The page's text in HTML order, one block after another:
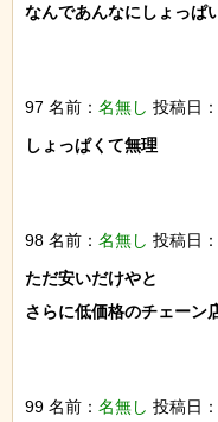
なんであんなにしょっぱ
97 名前： 名無し 投稿日
しょっぱくて無理
98 名前： 名無し 投稿日
ただ安いだけやと
さらに低価格のチェーン
99 名前： 名無し 投稿日